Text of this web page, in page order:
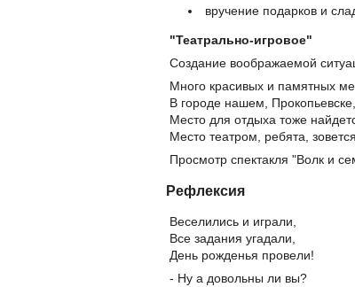
вручение подарков и
"Театрально-игровое"
Создание воображаемой
Много красивых и памятных
В городе нашем, Прокопьевске,
Место для отдыха тоже
Место театром, ребята, зовется.
Просмотр спектакля "Волк и
Рефлексия
Веселились и играли,
Все задания угадали,
День рожденья провели!
- Ну а довольны ли вы?